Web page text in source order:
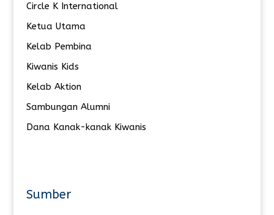
Circle K International
Ketua Utama
Kelab Pembina
Kiwanis Kids
Kelab Aktion
Sambungan Alumni
Dana Kanak-kanak Kiwanis
Sumber